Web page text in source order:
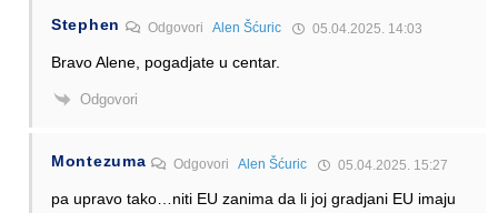
Stephen Odgovori Alen Šćuric 05.04.2025. 14:03
Bravo Alene, pogadjate u centar.
Odgovori
Montezuma OdgovoriAlen Šćuric 05.04.2025. 15:27
pa upravo tako…niti EU zanima da li joj gradjani EU imaju